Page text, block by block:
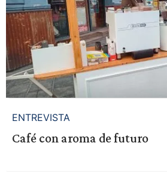
ENTREVISTA
Café con aroma de futuro